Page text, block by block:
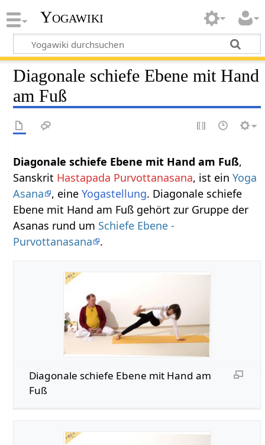
Yogawiki
Diagonale schiefe Ebene mit Hand
am Fuß
Diagonale schiefe Ebene mit Hand am Fuß,
Sanskrit Hastapada Purvottanasana, ist einYoga
Asana
, eineYogastellung. Diagonale schiefe
Ebene mit Hand am Fuß gehört zur Gruppe der
Asanas rund um Schiefe Ebene -
Purvottanasana
.
Diagonale schiefe Ebene mit Hand am
Fuß